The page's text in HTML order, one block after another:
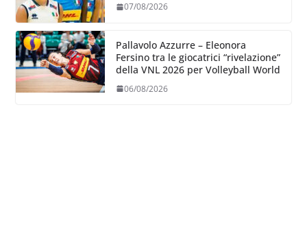
07/08/2026
Pallavolo Azzurre – Eleonora
Fersino tra le giocatrici “rivelazione”
della VNL 2026 per Volleyball World
06/08/2026